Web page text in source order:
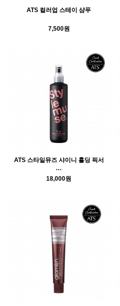
ATS 컬러업 스테이 샴푸
7,500원
ATS 스타일뮤즈 샤이니 홀딩 픽서
…
18,000원